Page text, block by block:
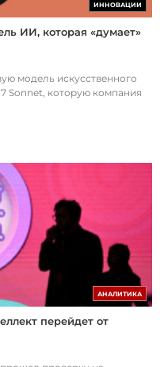
ИННОВАЦИИ
ИИ, которая «думает»
модель искусственного
Sonnet, которую компания
АНАЛИТИКА
перейдет от